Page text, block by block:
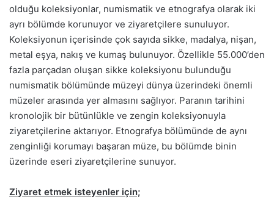
olduğu koleksiyonlar, numismatik ve etnografya olarak iki
ayrı bölümde korunuyor ve ziyaretçilere sunuluyor.
Koleksiyonun içerisinde çok sayıda sikke, madalya, nişan,
metal eşya, nakış ve kumaş bulunuyor. Özellikle 55.000’den
fazla parçadan oluşan sikke koleksiyonu bulunduğu
numismatik bölümünde müzeyi dünya üzerindeki önemli
müzeler arasında yer almasını sağlıyor. Paranın tarihini
kronolojik bir bütünlükle ve zengin koleksiyonuyla
ziyaretçilerine aktarıyor. Etnografya bölümünde de aynı
zenginliği korumayı başaran müze, bu bölümde binin
üzerinde eseri ziyaretçilerine sunuyor.
Ziyaret etmek isteyenler için;